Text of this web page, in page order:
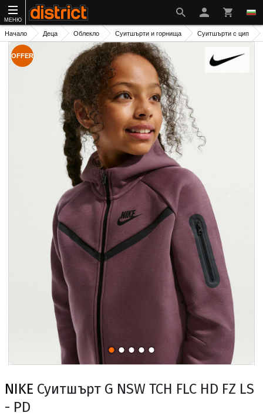
МЕНЮ
Начало Деца Облекло Суитшърти и горнища Суитшърти с цип
OFFER
NIKE Суитшърт G NSW TCH FLC HD FZ LS
- PD